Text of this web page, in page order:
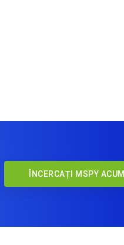
ÎNCERCAȚI MSPY ACUM